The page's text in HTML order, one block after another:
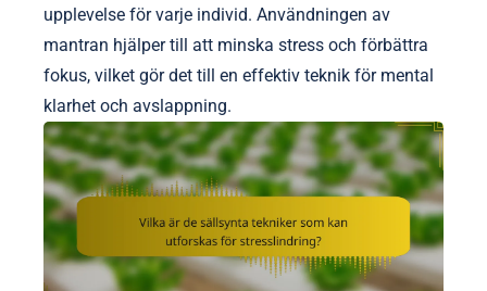
upplevelse för varje individ. Användningen av
mantran hjälper till att minska stress och förbättra
fokus, vilket gör det till en effektiv teknik för mental
klarhet och avslappning.